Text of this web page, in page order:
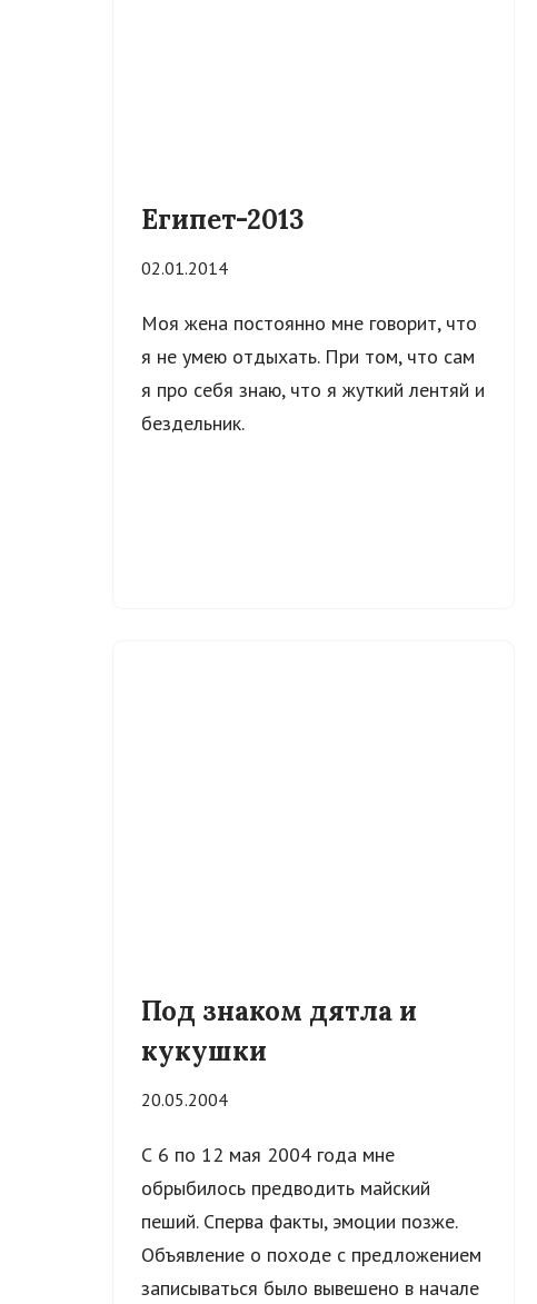
Египет-2013
02.01.2014
Моя жена постоянно мне говорит, что
я не умею отдыхать. При том, что сам
я про себя знаю, что я жуткий лентяй и
бездельник.
Под знаком дятла и
кукушки
20.05.2004
С 6 по 12 мая 2004 года мне
обрыбилось предводить майский
пеший. Сперва факты, эмоции позже.
Объявление о походе с предложением
записываться было вывешено в начале